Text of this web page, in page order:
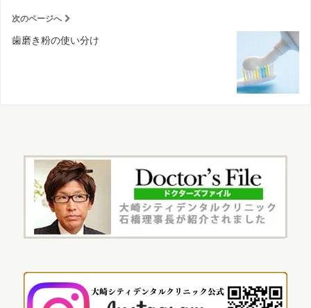
次のページへ
歯磨き粉の使い分け